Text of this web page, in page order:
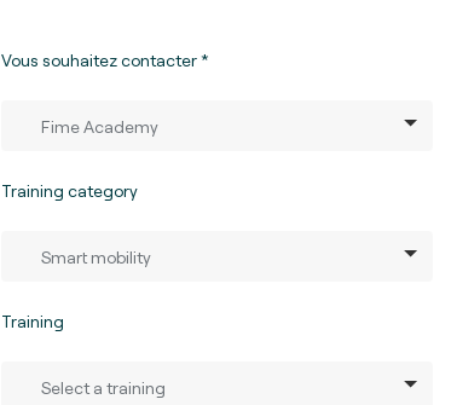
Vous souhaitez contacter
Training category
Training